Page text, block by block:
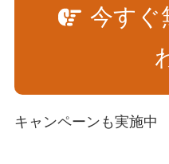
今すぐ
キャンペーンも実施中